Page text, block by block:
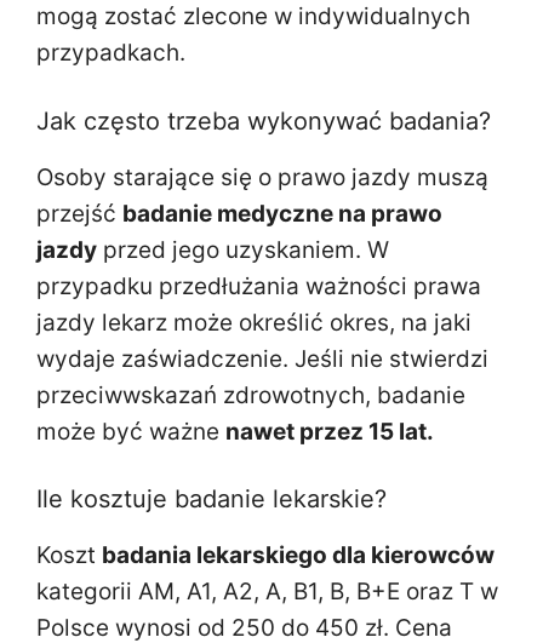
mogą zostać zlecone w indywidualnych
przypadkach.
Jak często trzeba wykonywać badania?
Osoby starające się o prawo jazdy muszą
przejść badanie medyczne na prawo
jazdy przed jego uzyskaniem. W
przypadku przedłużania ważności prawa
jazdy lekarz może określić okres, na jaki
wydaje zaświadczenie. Jeśli nie stwierdzi
przeciwwskazań zdrowotnych, badanie
może być ważne nawet przez 15 lat.
Ile kosztuje badanie lekarskie?
Koszt badania lekarskiego dla kierowców
kategorii AM, A1, A2, A, B1, B, B+E oraz T w
Polsce wynosi od 250 do 450 zł. Cena